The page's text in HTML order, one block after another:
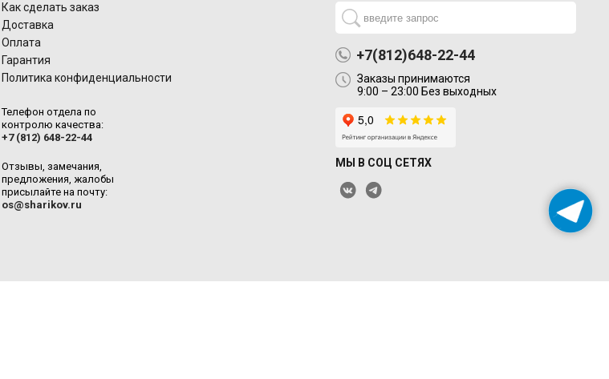
Как сделать заказ
Доставка
Оплата
Гарантия
Политика конфиденциальности
Телефон отдела по
контролю качества:
+7 (812) 648-22-44
Отзывы, замечания,
предложения, жалобы
присылайте на почту:
os@sharikov.ru
+7(812)648-22-44
Заказы принимаются
9:00 – 23:00 Без выходных
МЫ В СОЦ СЕТЯХ